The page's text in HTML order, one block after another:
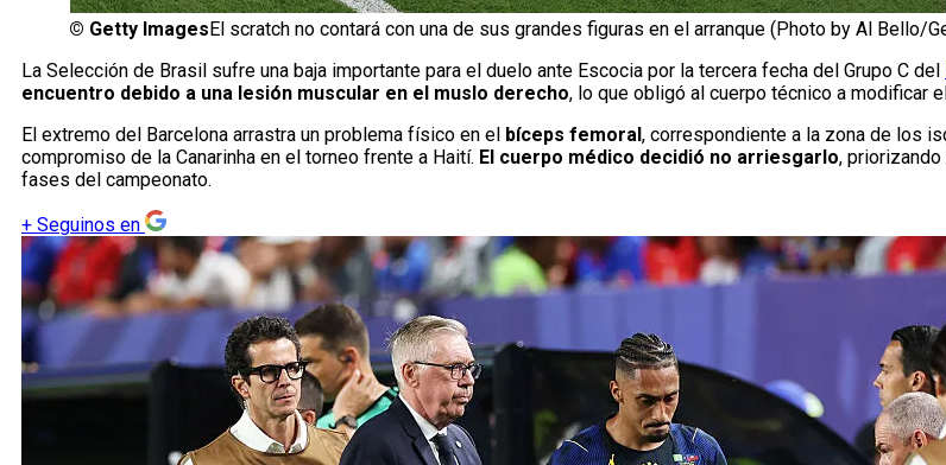
© Getty Images El scratch no contará con una de sus grandes figuras en el arranque (Photo by Al Bello/
La Selección de Brasil sufre una baja importante para el duelo ante Escocia por la tercera fecha del Grupo C del
encuentro debido a una lesión muscular en el muslo derecho, lo que obligó al cuerpo técnico a modificar
El extremo del Barcelona arrastra un problema físico en el bíceps femoral , correspondiente a la zona de los
compromiso de la Canarinha en el torneo frente a Haití. El cuerpo médico decidió no arriesgarlo,
fases del campeonato.
+ Seguinos en